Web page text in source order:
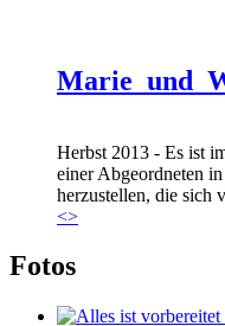
Herbst 2013 - Es ist
einer Abgeordneten
herzustellen, die sich
<>
Fotos